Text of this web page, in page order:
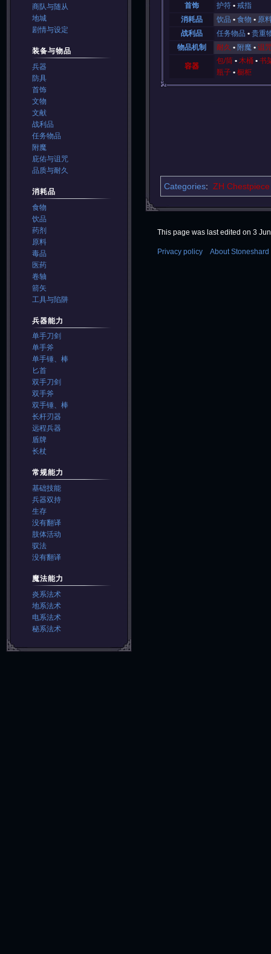
首饰
护符
戒指
消耗品
饮品 食物
原
战利品
任务物品
贵重
物品机制
耐久 附魔 诅
容器
包/筒 木桶
书
瓶子
橱柜
Categories: ZH Chestpiece
商队与随从
地城
剧情与设定
装备与物品
兵器
防具
首饰
文物
文献
战利品
任务物品
附魔
庇佑与诅咒
品质与耐久
消耗品
食物
饮品
药剂
原料
毒品
医药
卷轴
箭矢
工具与陷阱
兵器能力
单手刀剑
单手斧
单手锤、棒
匕首
双手刀剑
双手斧
双手锤、棒
长杆刃器
远程兵器
盾牌
长杖
常规能力
基础技能
兵器双持
生存
没有翻译
肢体活动
驭法
没有翻译
魔法能力
炎系法术
地系法术
电系法术
秘系法术
This page was last edited on 3
Privacy policy About Stoneshard